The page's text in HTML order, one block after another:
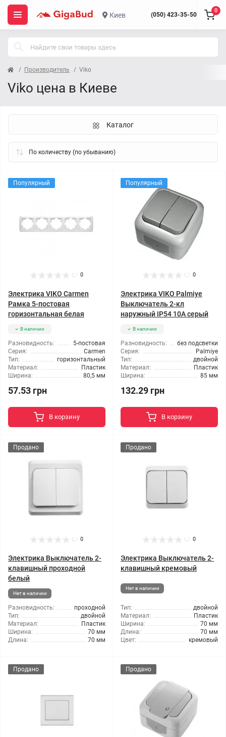
Киев (050) 423-35-50
0
Производитель Viko
Viko цена в Киеве
Каталог
Популярный
0
Электрика VIKO Carmen
Рамка 5-постовая
горизонтальная белая
В наличии
Разновидность:
5-постовая
Серия:
Carmen
Тип:
горизонтальный
Материал:
Пластик
Ширина:
80,5 мм
57.53 грн
В корзину
Популярный
0
Электрика VIKO Palmiye
Выключатель 2-кл
наружный IP54 10А серый
В наличии
Разновидность:
без подсветки
Серия:
Palmiye
Тип:
двойной
Материал:
Пластик
Ширина:
85 мм
132.29 грн
В корзину
Продано
0
Электрика Выключатель 2-
клавишный проходной
белый
Нет в наличии
Разновидность:
проходной
Тип:
двойной
Материал:
Пластик
Ширина:
70 мм
Длина:
70 мм
Продано
0
Электрика Выключатель 2-
клавишный кремовый
Нет в наличии
Тип:
двойной
Материал:
Пластик
Ширина:
70 мм
Длина:
70 мм
Цвет:
кремовый
Продано Продано